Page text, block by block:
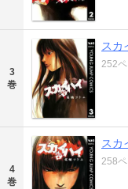
3
巻
スカ
252
4
巻
スカ
258